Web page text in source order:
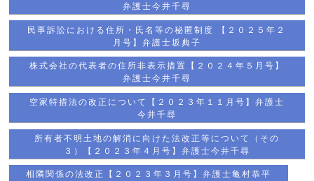
弁護士今井千尋
民事訴訟における住所・氏名等の秘匿制度 【２０２５年２
月号】弁護士坂典子
株式会社の代表者の住所非表示措置【２０２４年５月号】
弁護士今井千尋
空家特措法の改正について【２０２３年１１月号】弁護士
今井千尋
所有者不明土地の解消に向けた法改正等について（その
３）【２０２３年４月号】弁護士今井千尋
相隣関係の法改正【２０２３年３月号】弁護士亀村恭平